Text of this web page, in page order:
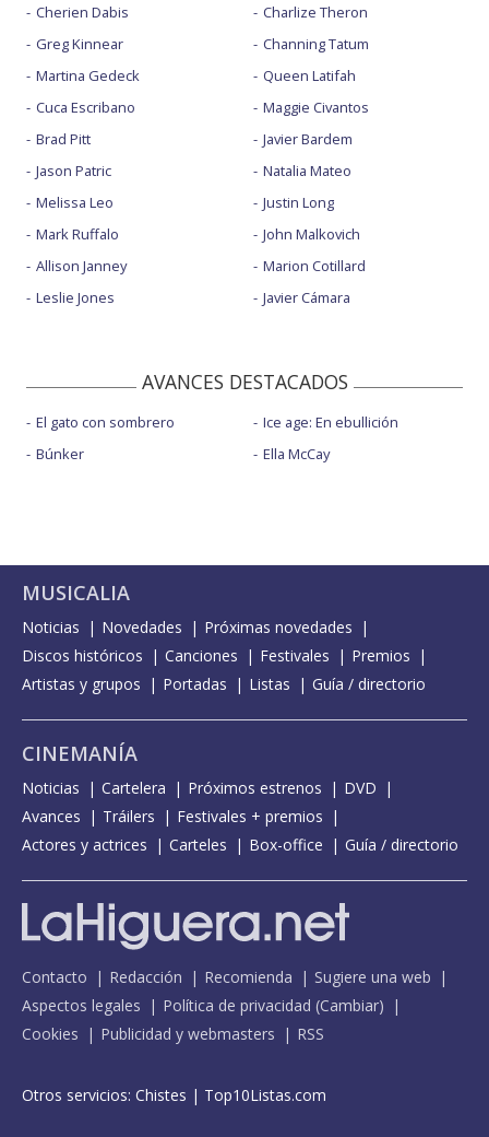
Cherien Dabis
Greg Kinnear
Martina Gedeck
Cuca Escribano
Brad Pitt
Jason Patric
Melissa Leo
Mark Ruffalo
Allison Janney
Leslie Jones
Charlize Theron
Channing Tatum
Queen Latifah
Maggie Civantos
Javier Bardem
Natalia Mateo
Justin Long
John Malkovich
Marion Cotillard
Javier Cámara
AVANCES DESTACADOS
El gato con sombrero
Búnker
Ice age: En ebullición
Ella McCay
MUSICALIA
Noticias Novedades
Próximas novedades
Discos históricos
Canciones Festivales
Premios
Artistas y grupos
Portadas Listas Guía / directorio
CINEMANÍA
Noticias Cartelera Próximos estrenos
DVD
Avances
Tráilers
Festivales + premios
Actores y actrices
Carteles Box-office Guía / directorio
Contacto Redacción Recomienda
Sugiere una web
Aspectos legales
Política de privacidad (Cambiar)
Cookies
Publicidad y webmasters RSS
Otros servicios: Chistes | Top10Listas.com